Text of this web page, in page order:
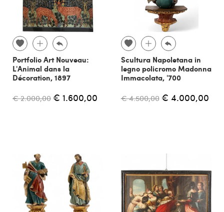
Portfolio Art Nouveau:
L'Animal dans la
Décoration, 1897
€ 2.000,00 € 1.600,00
Scultura Napoletana in
legno policromo Madonna
Immacolata, '700
€ 4.500,00 € 4.000,00